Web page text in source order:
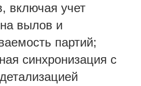
включая учет
вылов и
партий;
синхронизация с